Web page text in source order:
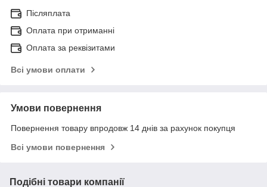
Післяплата
Оплата при отриманні
Оплата за реквізитами
Всі умови оплати
Умови повернення
Повернення товару впродовж 14 днів за рахунок покупця
Всі умови повернення
Подібні товари компанії